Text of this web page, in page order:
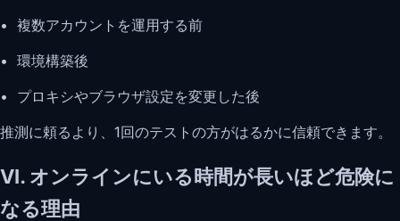
• 複数アカウントを運用する前
• 環境構築後
• プロキシやブラウザ設定を変更した後
推測に頼るより、1回のテストの方がはるかに信頼できます。
VI. オンラインにいる時間が長いほど危険に
なる理由